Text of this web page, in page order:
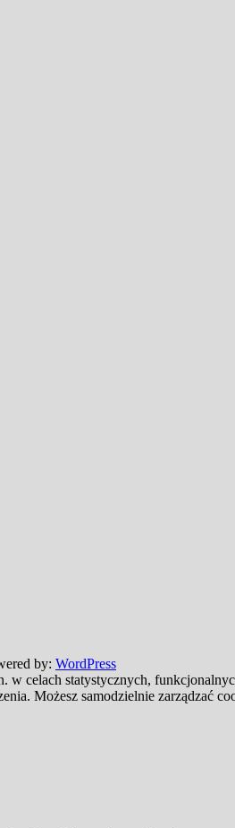
by: WordPress
celach statystycznych,
Możesz samodzielnie zarządzać